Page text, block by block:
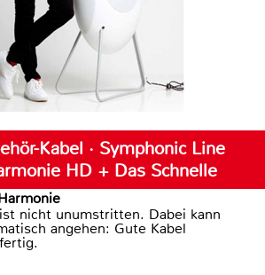
Kabel · Symphonic Line
HD + Das Schnelle
nicht unumstritten. Dabei kann
angehen: Gute Kabel